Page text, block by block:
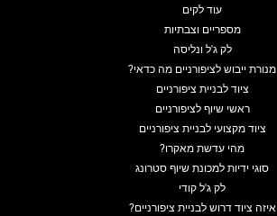
עוד לקים
מספריים וצבתיות
לק ג'ל ונליסה
מנורת ייבוש לציפורניים מה כדאי?
ציוד לבניית ציפורניים
ראשי שיוף לציפורניים
ציוד מקצועי לבניית ציפורניים
מהי עדשת מאקרו?
סוגי ידיות למכונת שיוף סטרונג
לק ג'ל קודי
איזה ציוד דרוש לבניית ציפורניים?